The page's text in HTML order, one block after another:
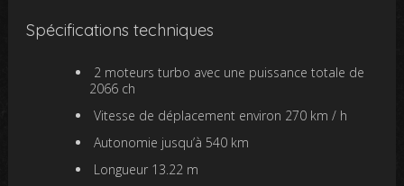
Spécifications techniques
2 moteurs turbo avec une puissance totale de
2066 ch
Vitesse de déplacement environ 270 km / h
Autonomie jusqu’à 540 km
Longueur 13.22 m